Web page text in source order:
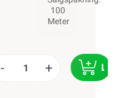
100
Meter
- +